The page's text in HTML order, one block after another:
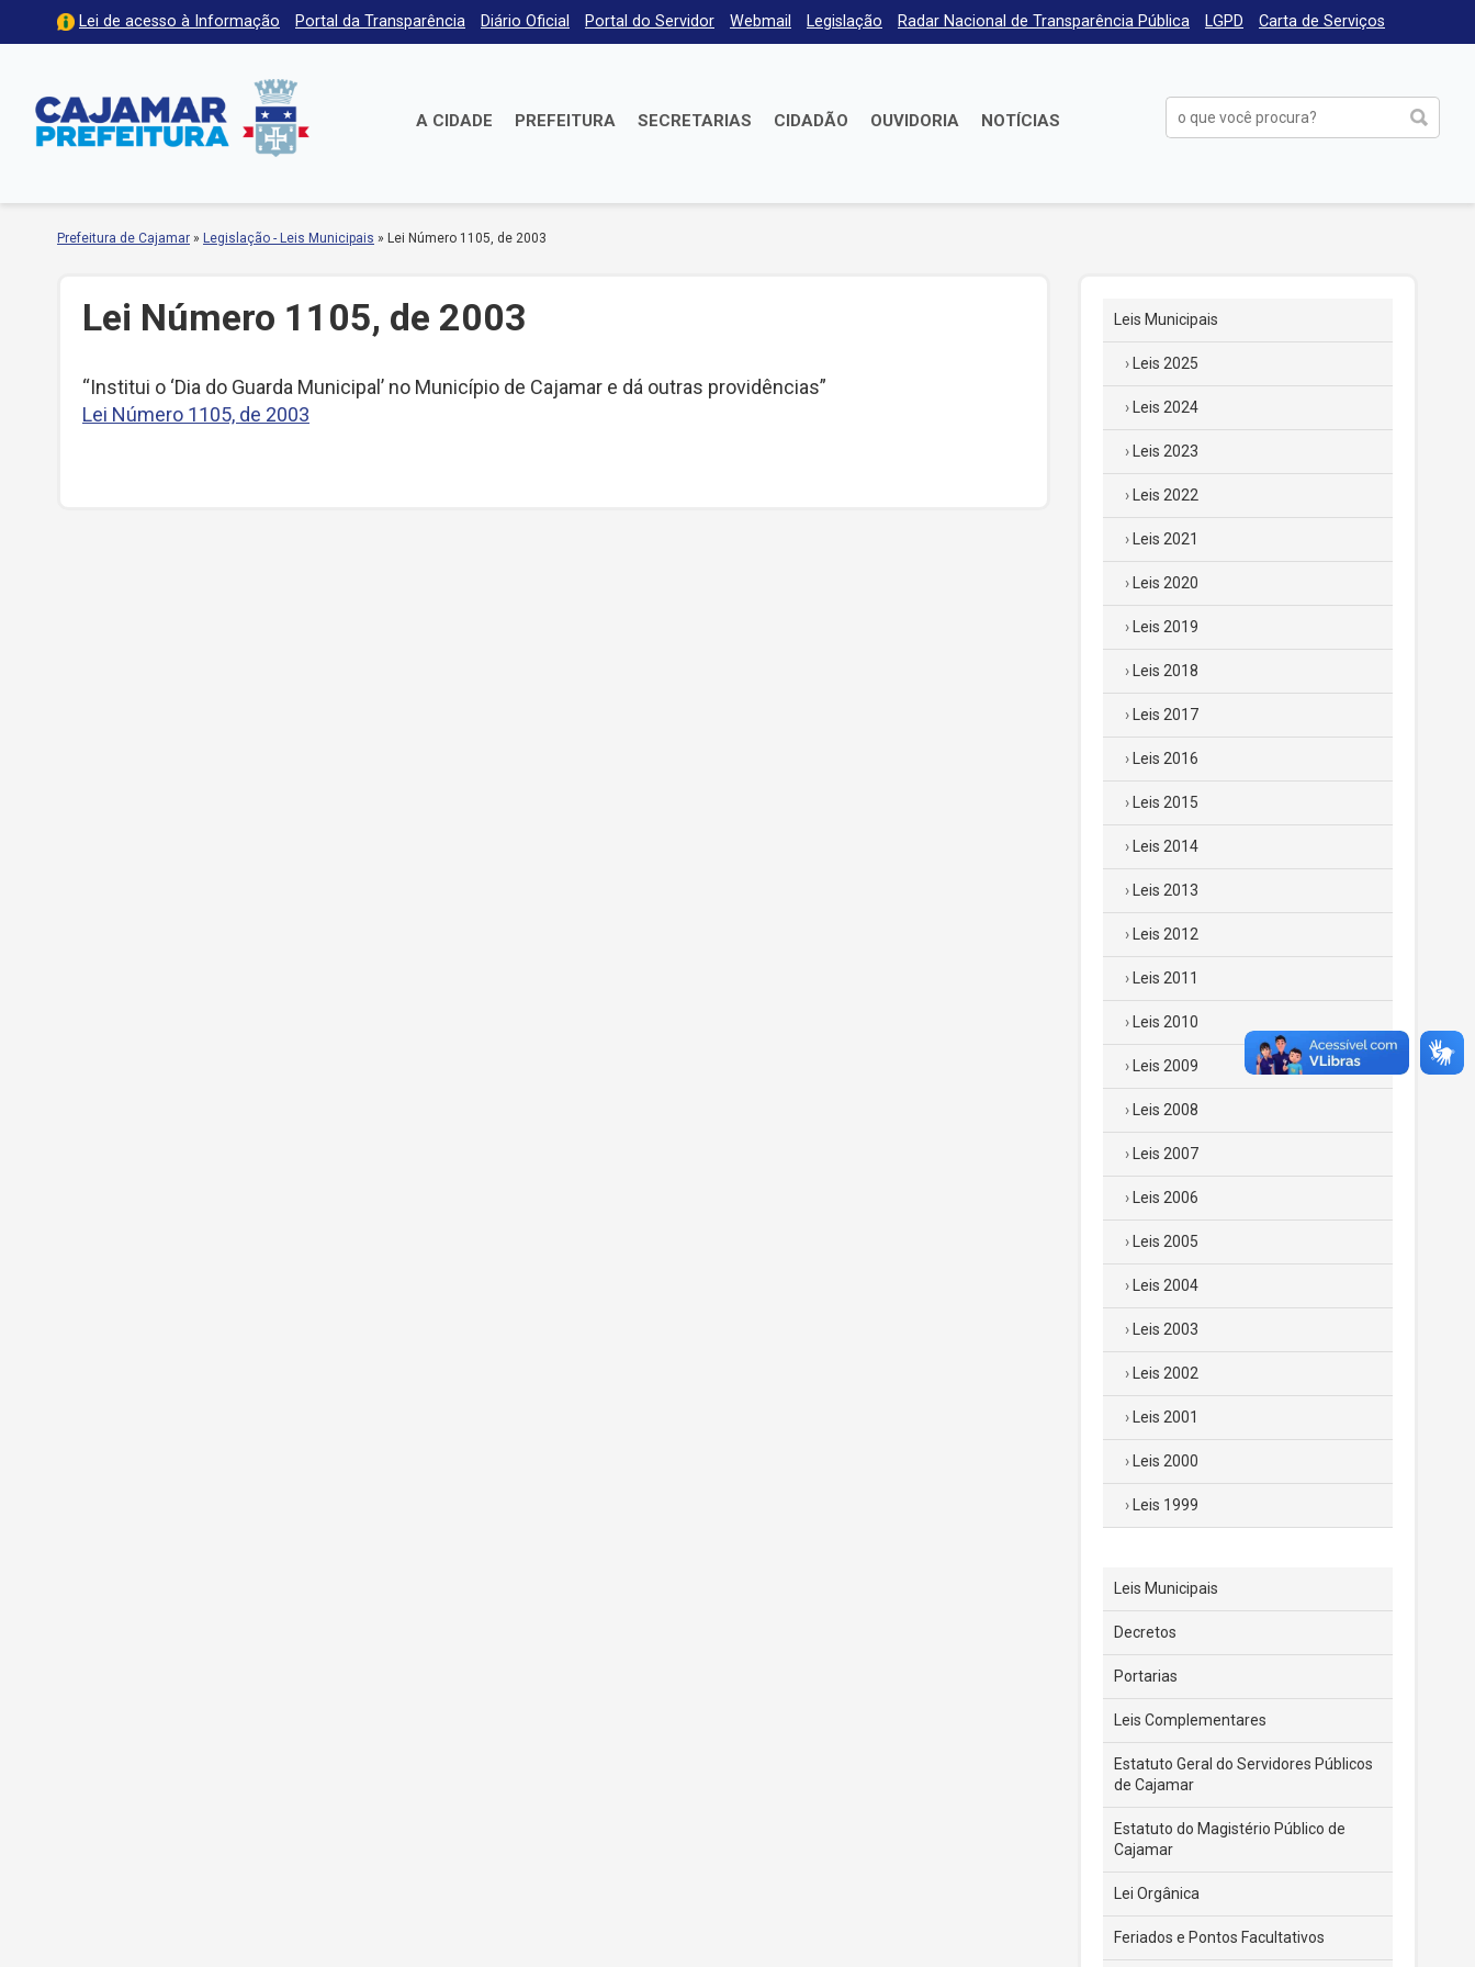
Lei de acesso à Informação Portal da Transparência Diário Oficial Portal do Servidor Webmail Legislação Radar Nacional de Transparência Pública LGPD Carta de Serviços
A CIDADE PREFEITURA SECRETARIAS CIDADÃO OUVIDORIA NOTÍCIAS
Prefeitura de Cajamar » Legislação - Leis Municipais » Lei Número 1105, de 2003
Lei Número 1105, de 2003
“Institui o ‘Dia do Guarda Municipal’ no Município de Cajamar e dá outras providências”
Lei Número 1105, de 2003
Leis Municipais
Leis 2025
Leis 2024
Leis 2023
Leis 2022
Leis 2021
Leis 2020
Leis 2019
Leis 2018
Leis 2017
Leis 2016
Leis 2015
Leis 2014
Leis 2013
Leis 2012
Leis 2011
Leis 2010
Leis 2009
Leis 2008
Leis 2007
Leis 2006
Leis 2005
Leis 2004
Leis 2003
Leis 2002
Leis 2001
Leis 2000
Leis 1999
Leis Municipais
Decretos
Portarias
Leis Complementares
Estatuto Geral do Servidores Públicos
de Cajamar
Estatuto do Magistério Público de
Cajamar
Lei Orgânica
Feriados e Pontos Facultativos